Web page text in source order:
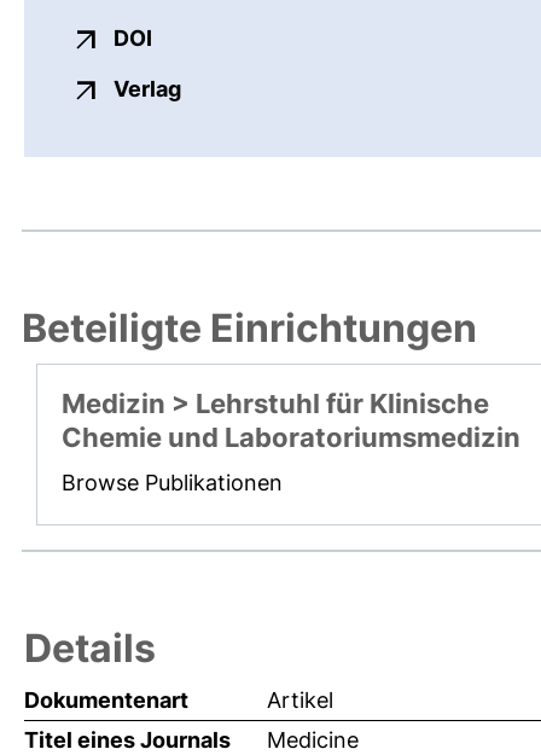
DOI
Verlagexterner Link, öffnet neues
Beteiligte Einrichtungen
Medizin > Lehrstuhl für Klinische
Chemie und Laboratoriumsmedizin
Browse Publikationen
Details
Dokumentenart
Artikel
Titel eines Journals
Medicine